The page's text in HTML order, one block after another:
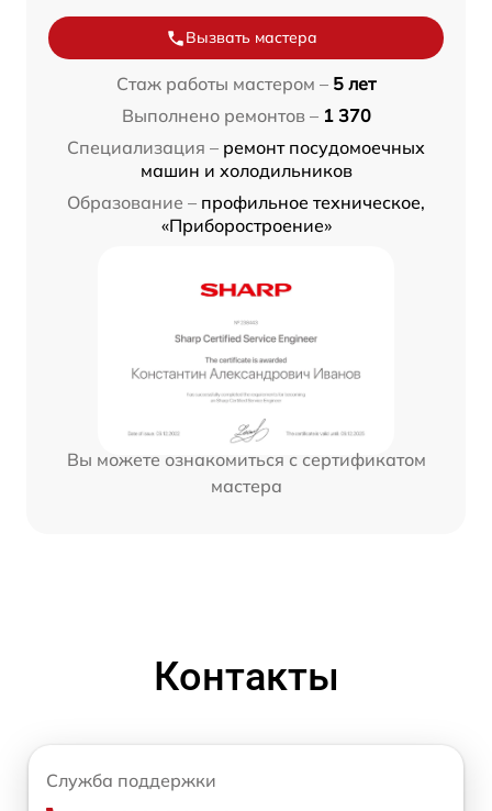
Вызвать мастера
Стаж работы мастером – 5 лет
Выполнено ремонтов – 1 370
Специализация – ремонт посудомоечных
машин и холодильников
Образование – профильное техническое,
«Приборостроение»
Вы можете ознакомиться с сертификатом
мастера
Контакты
Служба поддержки